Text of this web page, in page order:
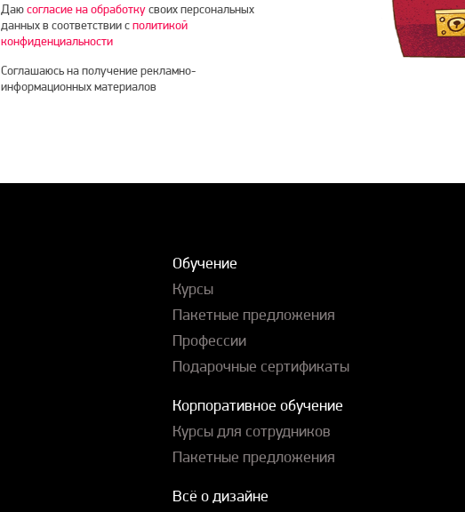
Даюсогласие на обработкусвоих персональных
данных в соответствии сполитикой
конфиденциальности
Соглашаюсь на получение рекламно-
информационных материалов
Обучение
Курсы
Пакетные предложения
Профессии
Подарочные сертификаты
Корпоративное обучение
Курсы для сотрудников
Пакетные предложения
Всё о дизайне